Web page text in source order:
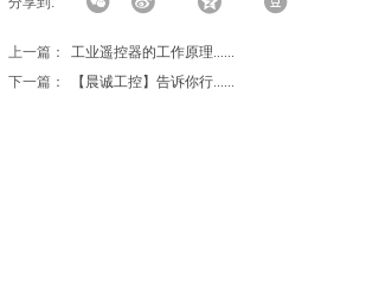
上一篇：
工业遥控器的工作原理......
下一篇：
【晨诚工控】告诉你行......